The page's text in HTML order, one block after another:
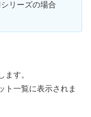
リーズの場合
ます。
ト一覧に表示されま